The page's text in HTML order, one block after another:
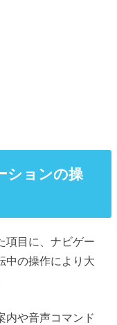
ションの操
項目に、ナビゲー
中の操作により大
内や音声コマンド